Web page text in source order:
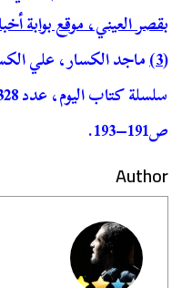
بقصر العيني، موقع بوابة أخبار اليوم،
(3)
ص191–193.
Author